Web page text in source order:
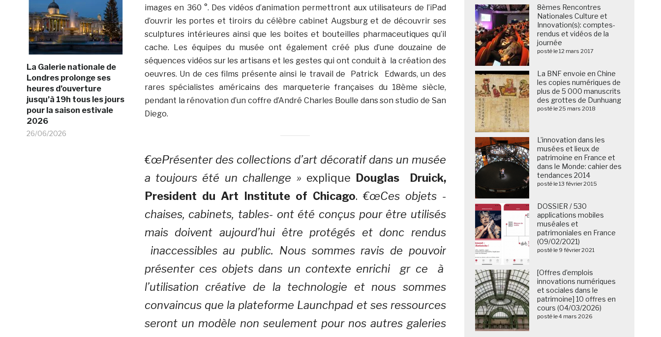
La Galerie nationale de
Londres prolonge ses
heures d’ouverture
jusqu’à 19h tous les jours
pour la saison estivale
2026
26/06/2026
images en 360 °. Des vidéos d’animation permettront aux utilisateurs de l’iPad
d’ouvrir les portes et tiroirs du célèbre cabinet Augsburg et de découvrir ses
sculptures intérieures ainsi que les boites et bouteilles pharmaceutiques qu’il
cache. Les équipes du musée ont également créé plus d’une douzaine de
séquences vidéos sur les artisans et les gestes qui ont conduit à la création des
oeuvres. Un de ces films présente ainsi le travail de Patrick Edwards, un des
rares spécialistes américains des marqueterie françaises du 18ème siècle,
pendant la rénovation d’un coffre d’André Charles Boulle dans son studio de San
Diego.
€œPrésenter des collections d’art décoratif dans un musée
a toujours été un challenge » explique Douglas Druick,
President du Art Institute of Chicago.€œCes objets -
chaises, cabinets, tables- ont été conçus pour être utilisés
mais doivent aujourd’hui être protégés et donc rendus
inaccessibles au public. Nous sommes ravis de pouvoir
présenter ces objets dans un contexte enrichi gr ce à
l’utilisation créative de la technologie et nous sommes
convaincus que la plateforme Launchpad et ses ressources
seront un modèle non seulement pour nos autres galeries
8èmes Rencontres
Nationales Culture et
Innovation(s): comptes-
rendus et vidéos de la
journée
posté le 12 mars 2017
La BNF envoie en Chine
les copies numériques de
plus de 5 000 manuscrits
des grottes de Dunhuang
posté le 25 mars 2018
L’innovation dans les
musées et lieux de
patrimoine en France et
dans le Monde: cahier des
tendances 2014
posté le 13 février 2015
DOSSIER / 530
applications mobiles
muséales et
patrimoniales en France
(09/02/2021)
posté le 9 février 2021
[Offres d’emplois
innovations numériques
et sociales dans le
patrimoine] 10 offres en
cours (04/03/2026)
posté le 4 mars 2026